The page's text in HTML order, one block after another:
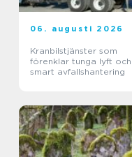
06. augusti 2026
Kranbilstjänster som
förenklar tunga lyft och
smart avfallshantering